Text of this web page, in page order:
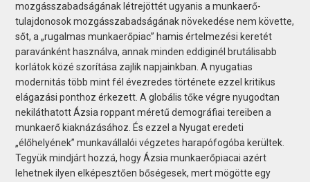
mozgásszabadságának létrejöttét ugyanis a munkaerő-
tulajdonosok mozgásszabadságának növekedése nem követte,
sőt, a „rugalmas munkaerőpiac” hamis értelmezési keretét
paravánként használva, annak minden eddiginél brutálisabb
korlátok közé szorítása zajlik napjainkban. A nyugatias
modernitás több mint fél évezredes története ezzel kritikus
elágazási ponthoz érkezett. A globális tőke végre nyugodtan
nekiláthatott Ázsia roppant méretű demográfiai tereiben a
munkaerő kiaknázásához. És ezzel a Nyugat eredeti
„élőhelyének” munkavállalói végzetes harapófogóba kerültek.
Tegyük mindjárt hozzá, hogy Ázsia munkaerőpiacai azért
lehetnek ilyen elképesztően bőségesek, mert mögötte egy